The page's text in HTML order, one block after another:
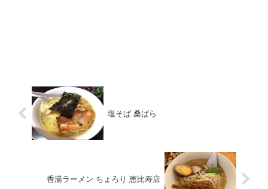
塩そば 桑ばら
香湯ラーメン ちょろり 恵比寿店